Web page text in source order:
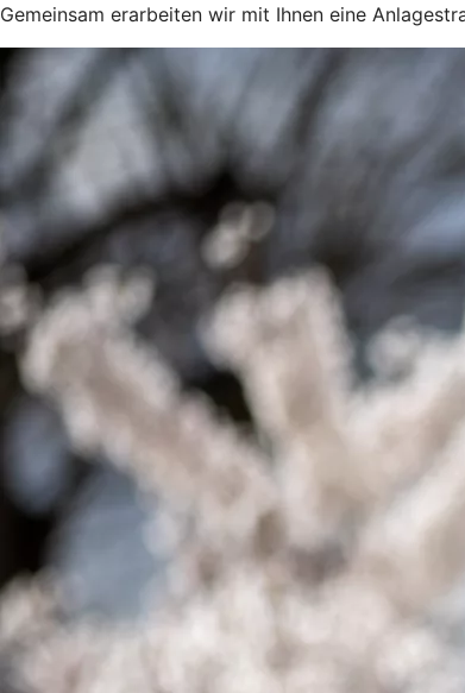
Gemeinsam erarbeiten wir mit Ihnen eine